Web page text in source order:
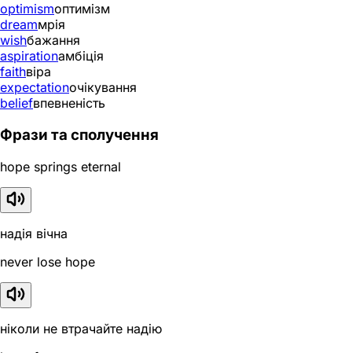
optimismоптимізм
dreamмрія
wishбажання
aspirationамбіція
faithвіра
expectationочікування
beliefвпевненість
Фрази та сполучення
hope springs eternal
надія вічна
never lose hope
ніколи не втрачайте надію